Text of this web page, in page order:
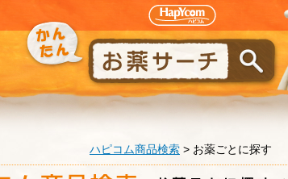
ハピコム商品検索 > お薬ごとに探す